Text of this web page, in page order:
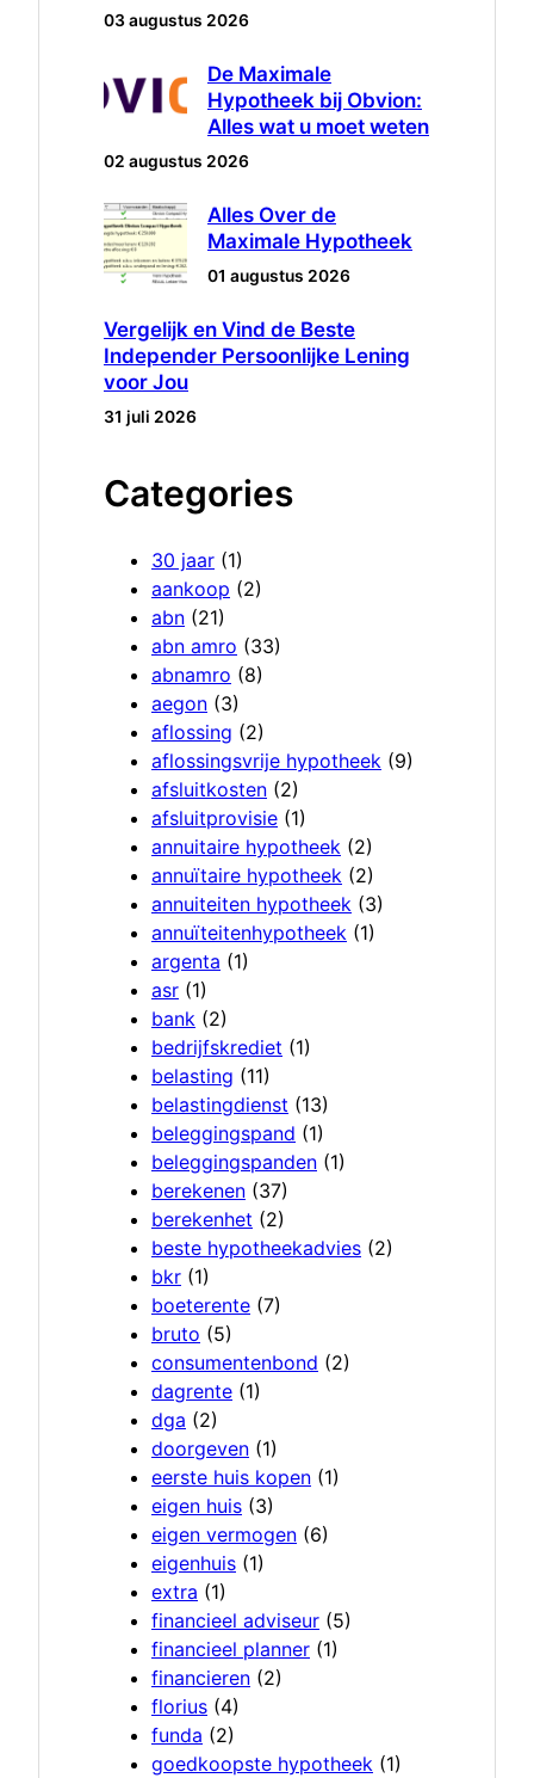
03 augustus 2026
De Maximale
Hypotheek bij Obvion:
Alles wat u moet weten
02 augustus 2026
Alles Over de
Maximale Hypotheek
01 augustus 2026
Vergelijk en Vind de Beste
Independer Persoonlijke Lening
voor Jou
31 juli 2026
Categories
30 jaar (1)
aankoop (2)
abn (21)
abn amro (33)
abnamro (8)
aegon (3)
aflossing (2)
aflossingsvrije hypotheek (9)
afsluitkosten (2)
afsluitprovisie (1)
annuitaire hypotheek (2)
annuïtaire hypotheek (2)
annuiteiten hypotheek (3)
annuïteitenhypotheek (1)
argenta (1)
asr (1)
bank (2)
bedrijfskrediet (1)
belasting (11)
belastingdienst (13)
beleggingspand (1)
beleggingspanden (1)
berekenen (37)
berekenhet (2)
beste hypotheekadvies (2)
bkr (1)
boeterente (7)
bruto (5)
consumentenbond (2)
dagrente (1)
dga (2)
doorgeven (1)
eerste huis kopen (1)
eigen huis (3)
eigen vermogen (6)
eigenhuis (1)
extra (1)
financieel adviseur (5)
financieel planner (1)
financieren (2)
florius (4)
funda (2)
goedkoopste hypotheek (1)